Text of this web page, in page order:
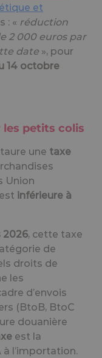
et
: « réduction
2 000 euros par
date », pour
14 octobre
les petits colis
une taxe
Union
inférieure à
2026, cette taxe
de
droits de
les
d’envois
(BtoB, BtoC
douanière
est la
l’importation.